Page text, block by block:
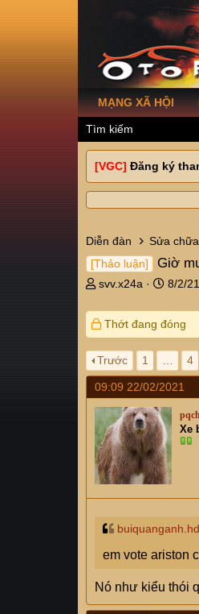
MẠNG XÃ HỘI
Tìm kiếm
[VGC] Đăng ký
Diễn đàn Sửa
[Thảo luận] Giờ
T
r
e
d
s
t
a
r
t
e
r
svv.x24a
N
à
y
i
8/2/21
Thớt đang đóng
Trước 1 4
09:09 22/02/2021
Xe
em vote ariston
Nó như kiểu thói